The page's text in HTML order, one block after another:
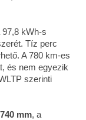
kWh-s
Tíz perc
A 780 km-es
és nem egyezik
szerinti
mm, a